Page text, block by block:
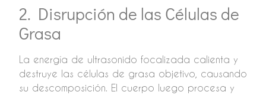
2. Disrupción de las Células de
Grasa
La energía de ultrasonido focalizada calienta y
destruye las células de grasa objetivo, causando
su descomposición. El cuerpo luego procesa y